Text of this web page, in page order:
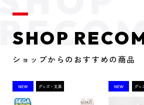
SHOP
ショップからのおすすめの商品